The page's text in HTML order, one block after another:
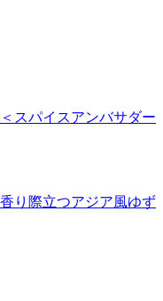
スパイスアンバサダー
り際立つアジア風ゆず